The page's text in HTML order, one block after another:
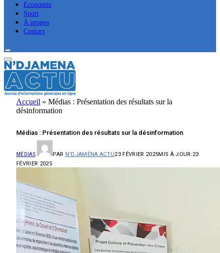
Economie
Sport
À propos
Contact
Accueil » Médias : Présentation des résultats sur la
désinformation
Médias : Présentation des résultats sur la désinformation
MÉDIAS PAR N'DJAMÉNA ACTU23 FÉVRIER 2025MIS À JOUR:23
FÉVRIER 2025